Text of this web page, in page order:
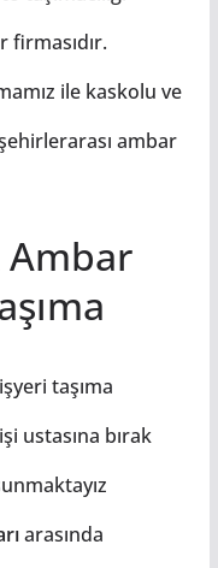
firmasıdır.
ile kaskolu ve
ambar
taşıma
ustasına bırak
arasında